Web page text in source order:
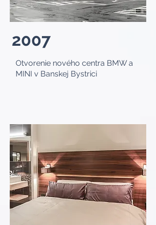
2007
Otvorenie nového centra BMW a
MINI v Banskej Bystrici